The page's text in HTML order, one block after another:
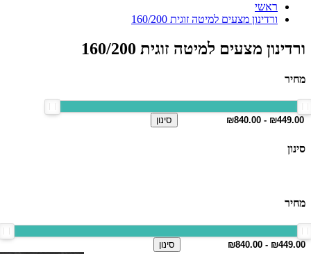
ראשי
ורדינון מצעים למיטה זוגית 160/200
ורדינון מצעים למיטה זוגית 160/200
מחיר
סינון
סינון
מחיר
סינון